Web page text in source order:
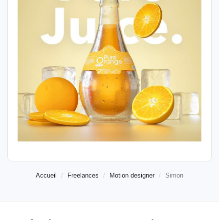
Accueil Freelances Motion designer Simon